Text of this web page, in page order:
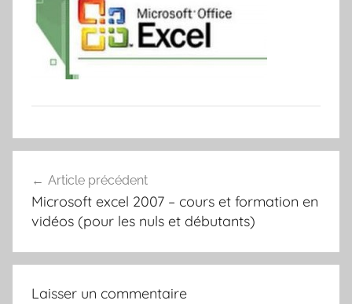
de
l’article
Article précédent
Microsoft excel 2007 – cours et formation en
vidéos (pour les nuls et débutants)
Laisser un commentaire